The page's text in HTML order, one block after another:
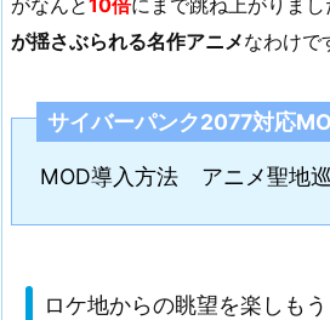
が揺さぶられる名作アニメなわけで
サイバーパンク2077対応
MOD導入方法 アニメ聖地
ロケ地からの眺望を楽しもう